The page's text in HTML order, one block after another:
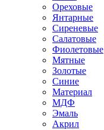
Ореховые
Янтарные
Сиреневые
Салатовые
Фиолетовые
Мятные
Золотые
Синие
Материал
МДФ
Эмаль
Акрил